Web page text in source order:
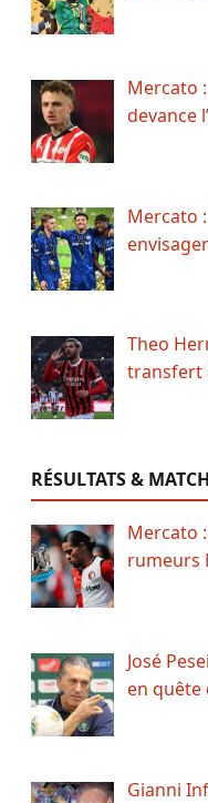
Mercato
devance
Mercato
Theo
transfert
RÉSULTATS &
Mercato
rumeurs
José
en quête
Gianni